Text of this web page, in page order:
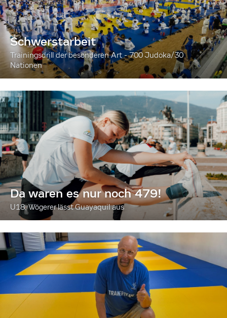
Schwerstarbeit
Trainingsdrill der besonderen Art - 700 Judoka/30
Nationen
Da waren es nur noch 479!
U18: Wögerer lässt Guayaquil aus